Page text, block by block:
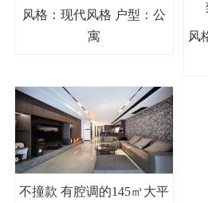
风格：现代风格 户型：公
寓
风
不撞款 有腔调的145㎡大平